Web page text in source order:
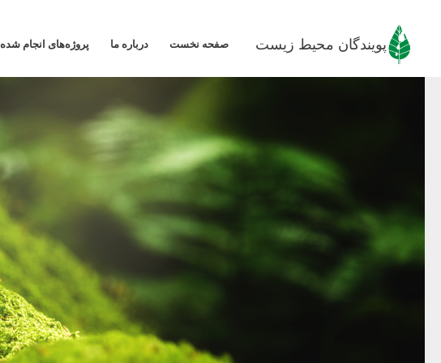
پویندگان محیط زیست صفحه نخست درباره ما پروژه‌های انجام شده